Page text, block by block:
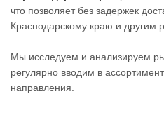
что позволяет без задержек
Краснодарскому краю и
Мы исследуем и анализируем
регулярно вводим в
направления.